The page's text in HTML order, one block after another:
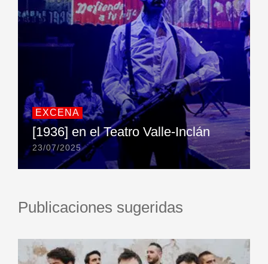
EXCENA
[1936] en el Teatro Valle-Inclán
23/07/2025
Publicaciones sugeridas